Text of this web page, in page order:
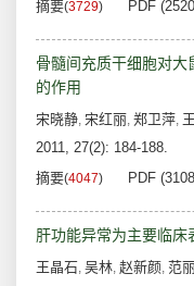
摘要(3729) PDF
骨髓间充质干细胞对大
的作用
宋晓静, 宋红丽, 郑卫萍,
2011, 27(2): 184-188.
摘要(4047) PDF
肝功能异常为主要临
王晶石, 吴林, 赵新颜, 范